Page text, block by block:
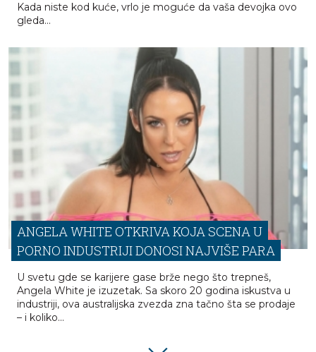
Kada niste kod kuće, vrlo je moguće da vaša devojka ovo
gleda...
ANGELA WHITE OTKRIVA KOJA SCENA U
PORNO INDUSTRIJI DONOSI NAJVIŠE PARA
U svetu gde se karijere gase brže nego što trepneš,
Angela White je izuzetak. Sa skoro 20 godina iskustva u
industriji, ova australijska zvezda zna tačno šta se prodaje
– i koliko...